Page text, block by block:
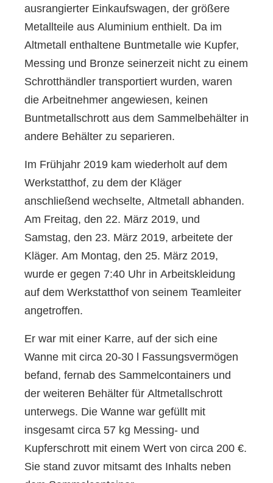
ausrangierter Einkaufswagen, der größere
Metallteile aus Aluminium enthielt. Da im
Altmetall enthaltene Buntmetalle wie Kupfer,
Messing und Bronze seinerzeit nicht zu einem
Schrotthändler transportiert wurden, waren
die Arbeitnehmer angewiesen, keinen
Buntmetallschrott aus dem Sammelbehälter in
andere Behälter zu separieren.
Im Frühjahr 2019 kam wiederholt auf dem
Werkstatthof, zu dem der Kläger
anschließend wechselte, Altmetall abhanden.
Am Freitag, den 22. März 2019, und
Samstag, den 23. März 2019, arbeitete der
Kläger. Am Montag, den 25. März 2019,
wurde er gegen 7:40 Uhr in Arbeitskleidung
auf dem Werkstatthof von seinem Teamleiter
angetroffen.
Er war mit einer Karre, auf der sich eine
Wanne mit circa 20-30 l Fassungsvermögen
befand, fernab des Sammelcontainers und
der weiteren Behälter für Altmetallschrott
unterwegs. Die Wanne war gefüllt mit
insgesamt circa 57 kg Messing- und
Kupferschrott mit einem Wert von circa 200 €.
Sie stand zuvor mitsamt des Inhalts neben